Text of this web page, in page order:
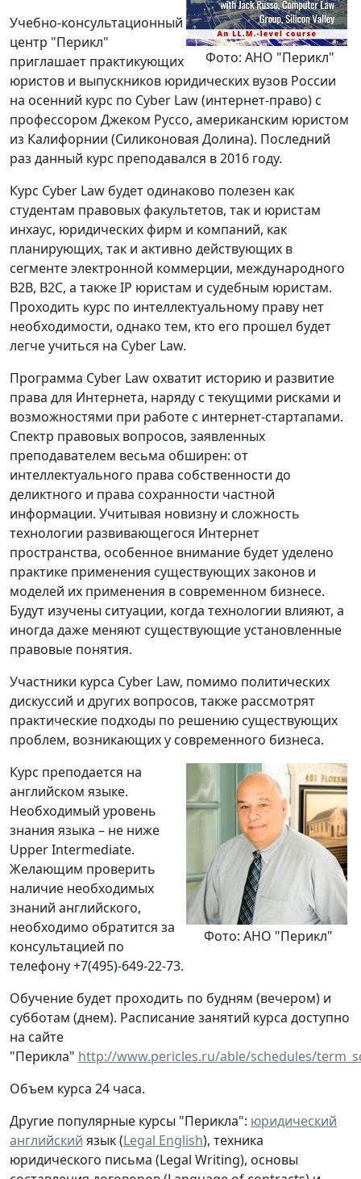
Фото: АНО "Перикл"
Учебно-консультационный
центр "Перикл"
приглашает практикующих
юристов и выпускников юридических вузов России
на осенний курс по Cyber Law (интернет-право) с
профессором Джеком Руссо, американским юристом
из Калифорнии (Силиконовая Долина). Последний
раз данный курс преподавался в 2016 году.
Курс Cyber Law будет одинаково полезен как
студентам правовых факультетов, так и юристам
инхаус, юридических фирм и компаний, как
планирующих, так и активно действующих в
сегменте электронной коммерции, международного
B2B, B2C, а также IP юристам и судебным юристам.
Проходить курс по интеллектуальному праву нет
необходимости, однако тем, кто его прошел будет
легче учиться на Cyber Law.
Программа Cyber Law охватит историю и развитие
права для Интернета, наряду с текущими рисками и
возможностями при работе с интернет-стартапами.
Спектр правовых вопросов, заявленных
преподавателем весьма обширен: от
интеллектуального права собственности до
деликтного и права сохранности частной
информации. Учитывая новизну и сложность
технологии развивающегося Интернет
пространства, особенное внимание будет уделено
практике применения существующих законов и
моделей их применения в современном бизнесе.
Будут изучены ситуации, когда технологии влияют, а
иногда даже меняют существующие установленные
правовые понятия.
Участники курса Cyber Law, помимо политических
дискуссий и других вопросов, также рассмотрят
практические подходы по решению существующих
проблем, возникающих у современного бизнеса.
Фото: АНО "Перикл"
Курс преподается на
английском языке.
Необходимый уровень
знания языка – не ниже
Upper Intermediate.
Желающим проверить
наличие необходимых
знаний английского,
необходимо обратится за
консультацией по
телефону +7(495)-649-22-73.
Обучение будет проходить по будням (вечером) и
субботам (днем). Расписание занятий курса доступно
на сайте
"Перикла" http://www.pericles.ru/able/schedules/
Объем курса 24 часа.
Другие популярные курсы "Перикла": юридический
английский язык (Legal English), техника
юридического письма (Legal Writing), основы